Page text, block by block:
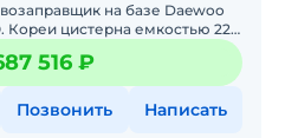
на базе Daewoo
Кореи цистерна емкостью 22
стали Возможны
516 ₽
Позвонить Написать